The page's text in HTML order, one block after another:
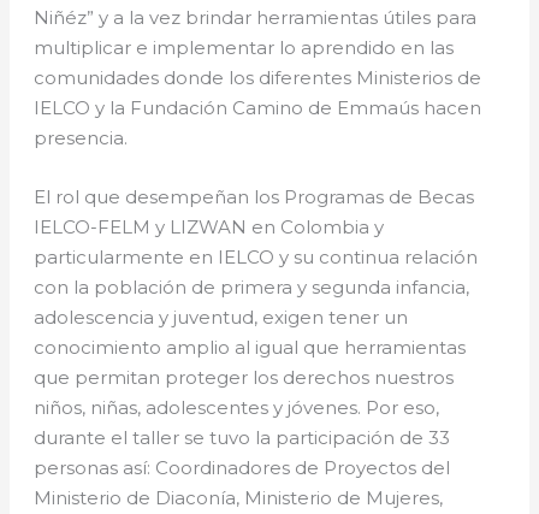
Niñéz” y a la vez brindar herramientas útiles para
multiplicar e implementar lo aprendido en las
comunidades donde los diferentes Ministerios de
IELCO y la Fundación Camino de Emmaús hacen
presencia.
El rol que desempeñan los Programas de Becas
IELCO-FELM y LIZWAN en Colombia y
particularmente en IELCO y su continua relación
con la población de primera y segunda infancia,
adolescencia y juventud, exigen tener un
conocimiento amplio al igual que herramientas
que permitan proteger los derechos nuestros
niños, niñas, adolescentes y jóvenes. Por eso,
durante el taller se tuvo la participación de 33
personas así: Coordinadores de Proyectos del
Ministerio de Diaconía, Ministerio de Mujeres,